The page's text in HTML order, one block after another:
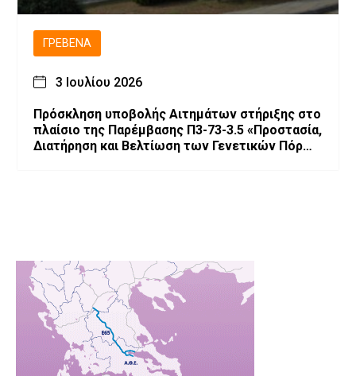
ΓΡΕΒΕΝΆ
3 Ιουλίου 2026
Πρόσκληση υποβολής Αιτημάτων στήριξης στο
πλαίσιο της Παρέμβασης Π3-73-3.5 «Προστασία,
Διατήρηση και Βελτίωση των Γενετικών Πόρων